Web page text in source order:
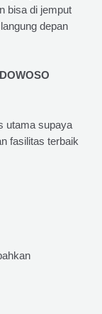
bisa di jemput
depan
utama supaya
fasilitas terbaik